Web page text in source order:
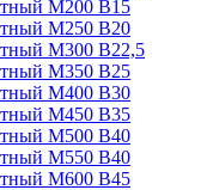
М200 В15
М250 В20
М300 В22,5
М350 В25
М400 В30
М450 В35
М500 В40
М550 В40
М600 В45